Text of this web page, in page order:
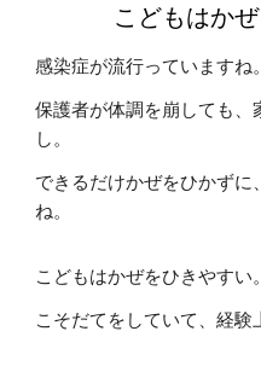
こどもはか
感染症が流行っていますね。
保護者が体調を崩しても、
し。
できるだけかぜをひかずに
ね。
こどもはかぜをひきやすい。
こそだてをしていて、経験